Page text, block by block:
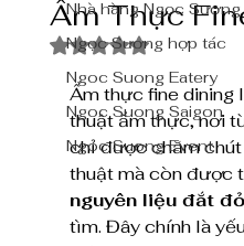
Nhà hàng Ngọc Sương
Ngọc Sương hợp tác
Ngoc Suong Eatery
Ngoc Suong Saigon
Ngoc Suong Event
Ẩm Thực
Đã xếp hạng NaN/5
Ẩm thực fine dining
thuật ẩm thực, nơi
chỉ được chăm
thuật mà còn được
nguyên liệu đắt đỏ
tìm. Đây chính là